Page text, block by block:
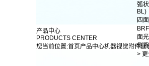
弧
BL)
四
面
侧
>
产品中心
PRODUCTS CENTER
您当前位置:首页产品中心机器视觉附件延